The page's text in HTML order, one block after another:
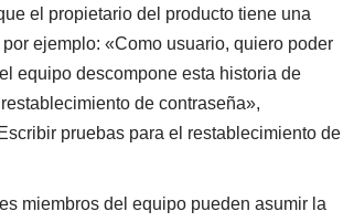
el propietario del producto tiene una
ejemplo: «Como usuario, quiero poder
equipo descompone esta historia de
de contraseña»,
pruebas para el restablecimiento de
miembros del equipo pueden asumir la